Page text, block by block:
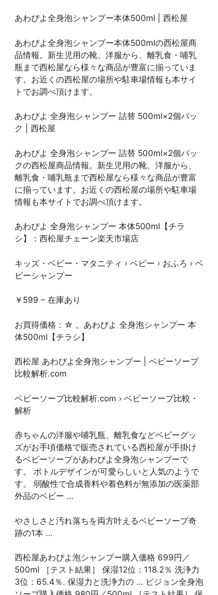
あわぴよ全身泡シャンプー本体500ml | 西松屋
あわぴよ全身泡シャンプー本体500mlの西松屋商
品情報。新生児用の靴、洋服から、離乳食・哺乳
瓶まで西松屋なら様々な商品が豊富に揃っていま
す。お近くの西松屋の場所や駐車場情報も本サイ
トでお調べ頂けます。
あわぴよ 全身泡シャンプー 詰替 500ml×2個パッ
ク | 西松屋
あわぴよ 全身泡シャンプー 詰替 500ml×2個パッ
クの西松屋商品情報。新生児用の靴、洋服から、
離乳食・哺乳瓶まで西松屋なら様々な商品が豊富
に揃っています。お近くの西松屋の場所や駐車場
情報も本サイトでお調べ頂けます。
あわぴよ 全身泡シャンプー 本体500ml【チラ
シ】：西松屋チェーン楽天市場店
キッズ・ベビー・マタニティ › ベビー › おふろ › ベ
ビーシャンプー
￥599 – ‎在庫あり
お買得価格：☆ 。あわぴよ 全身泡シャンプー 本
体500ml【チラシ】
西松屋 あわぴよ全身泡シャンプー | ベビーソープ
比較解析.com
ベビーソープ比較解析.com › ベビーソープ比較・
解析
赤ちゃんの洋服や哺乳瓶、離乳食などベビーグッ
ズがお手頃価格で販売されている西松屋が手掛け
るベビーソープがあわぴよ全身泡シャンプーで
す。 ボトルデザインが可愛らしいと人気のようで
す。 弱酸性で合成香料や着色料が無添加の医薬部
外品のベビー …
やさしさと汚れ落ちを両方叶えるベビーソープ奇
跡の1本 …
西松屋あわぴよ泡シャンプー購入価格 699円／
500ml ［テスト結果］ 保湿12位：118.2％ 洗浄力
3位：65.4％. 保湿力と洗浄力の … ピジョン全身泡